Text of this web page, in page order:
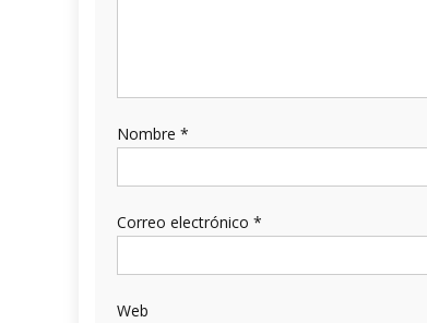
Nombre *
Correo electrónico *
Web